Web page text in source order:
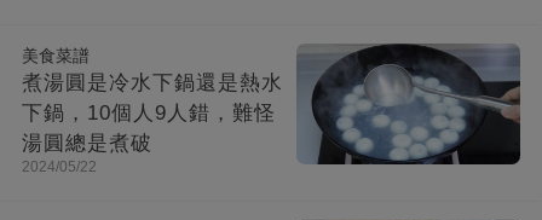
美食菜譜
煮湯圓是冷水下鍋還是熱水
下鍋，10個人9人錯，難怪
湯圓總是煮破
2024/05/22